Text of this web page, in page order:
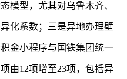
模型，尤其对乌鲁木齐、
化系数；三是异地办理壁
金小程序与国铁集团统一
由12项增至23项，包括异